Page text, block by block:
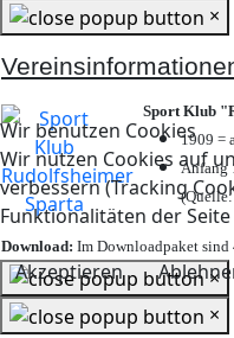
Wir benutzen Cookies
Wir nutzen Cookies auf
verbessern (Tracking
Funktionalitäten der
Akzeptieren
×
Sport Klub
1909 =
Anfang
Download: Im Downloadpaket sind
×
×